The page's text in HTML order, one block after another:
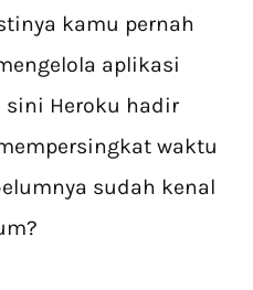
kamu pernah
aplikasi
sini Heroku hadir
waktu
sudah kenal